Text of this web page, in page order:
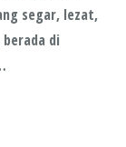
segar, lezat,
di